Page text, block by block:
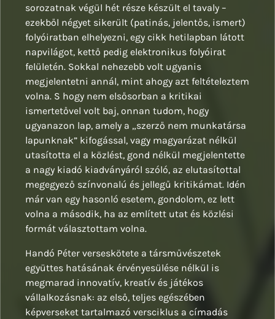
sorozatnak végül hét része készült el tavaly –
ezekből négyet sikerült (patinás, jelentős, ismert)
folyóiratban elhelyezni, egy cikk hetilapban látott
napvilágot, kettő pedig elektronikus folyóirat
felületén. Sokkal nehezebb volt ugyanis
megjelentetni annál, mint ahogy azt feltételeztem
volna. S hogy nem elsősorban a kritikai
ismertetővel volt baj, onnan tudom, hogy
ugyanazon lap, amely a „szerző nem munkatársa
lapunknak” kifogással, vagy magyarázat nélkül
utasította el a közlést, gond nélkül megjelentette
a nagy kiadó kiadványáról szóló, az elutasítottal
megegyező színvonalú és jellegű kritikámat. Idén
már van egy hasonló esetem, gondolom, ez lett
volna a második, ha az említett utat és közlési
formát választottam volna.
Handó Péter verseskötete a társművészetek
együttes hatásának érvényesülése nélkül is
megmarad innovatív, kreatív és játékos
vállalkozásnak: az első, teljes egészében
képverseket tartalmazó versciklus a címadás